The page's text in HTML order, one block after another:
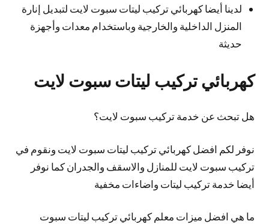
لدينا أيضا كهربائي تركيب ليتات سبوت لايت لتبديل إنارة
المنزل الداخلية والخارجية وباستخدام معدات وأجهزة
حديثة
كهربائي تركيب ليتات سبوت لايت
هل تبحث عن خدمة تركيب سبوت لايت؟
نوفر لكم افضل كهربائي تركيب ليتات سبوت لايت ونقوم في
تركيب سبوت لايت للمنازل والاسقف والجدران كما نوفر
أيضا خدمة تركيب ليتات واضاءات مخفية
ما هي افضل ميزات معلم كهربائي تركيب ليتات سبوت